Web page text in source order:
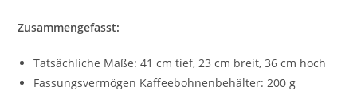
Zusammengefasst:
Tatsächliche Maße: 41 cm tief, 23 cm breit, 36 cm hoch
Fassungsvermögen Kaffeebohnenbehälter: 200 g